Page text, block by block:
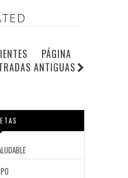
ANTIGUAS
PÁGINA